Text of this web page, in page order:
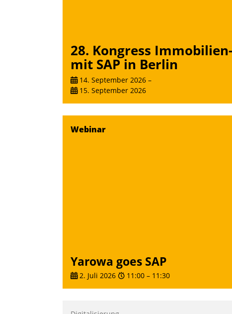
28. Kongress
mit SAP in Berlin
14. September 2026 –
15. September 2026
Webinar
Yarowa goes SAP
2. Juli 2026 11:00 – 11:30